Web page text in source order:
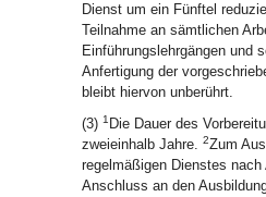
Dienst um ein Fünftel
Teilnahme an sämtlichen
Einführungslehrgängen und
Anfertigung der
bleibt hiervon unberührt.
(3) 1 Die Dauer des
zweieinhalb Jahre. 2Zum
regelmäßigen Dienstes
Anschluss an den